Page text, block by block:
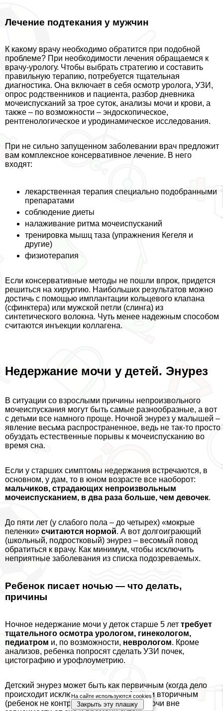
Лечение подтекания у мужчин
К какому врачу необходимо обратится при подобной
проблеме? При необходимости лечения обращаемся к
врачу-урологу. Чтобы выбрать стратегию и составить
правильную терапию, потребуется тщательная
диагностика. Она включает в себя осмотр уролога, УЗИ,
опрос родственников и пациента, разбор дневника
мочеиспусканий за трое суток, анализы мочи и крови, а
также – по возможности – эндоскопическое,
рентгенологическое и уpoдинамическое исследования.
При не сильно запущенном заболевании врач предложит
вам комплексное консервативное лечение. В него
входят:
лекарственная терапия специально подобранными
препаратами
соблюдение диеты
налаживание ритма мочеиспусканий
тренировка мышц таза (упражнения Кегеля и
другие)
физиотерапия
Если консервативные методы не пошли впрок, придется
решиться на хирургию. Наибольших результатов можно
достичь с помощью имплантации кольцевого клапана
(сфинктера) или мужской петли (слинга) из
синтетического волокна. Чуть менее надежным способом
считаются инъекции коллагена.
Недержание мочи у детей. Энурез
В ситуации со взрослыми причины непроизвольного
мочеиспускания могут быть самые разнообразные, а вот
с детьми все намного проще. Ночной энурез у малышей –
явление весьма распространенное, ведь не так-то просто
обуздать естественные порывы к мочеиспусканию во
время сна.
Если у старших симптомы недержания встречаются, в
основном, у дам, то в юном возрасте все наоборот:
мальчиков, страдающих непроизвольным
мочеиспусканием, в два раза больше, чем девочек.
До пяти лет (у слабого пола – до четырех) «мокрые
пеленки» считаются нормой. А вот долгоиграющий
(школьный, подростковый) энурез – весомый повод
обратиться к врачу. Как минимум, чтобы исключить
неприятные заболевания из списка подозреваемых.
Ребенок писает ночью — что делать,
причины
Ночное недержание мочи у деток старше 5 лет требует
тщательного осмотра урологом, гинекологом,
педиатром и, по возможности, неврологом. Кроме
анализов, ребенка попросят сделать УЗИ почек,
цистографию и урофлоуметрию.
Детский энурез может быть как первичным (когда дело
происходит исключительно ночью), так и вторичным
(ребенок не контролирует выделение мочи вне
На сайте используются cookies
Закрыть эту плашку